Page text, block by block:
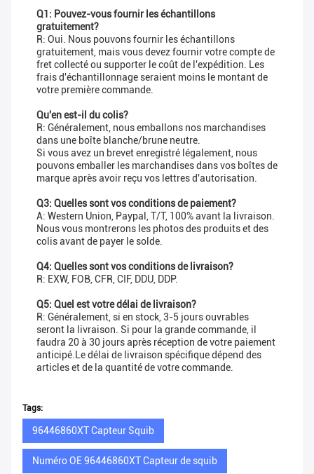
Q1: Pouvez-vous fournir les échantillons
gratuitement?
R: Oui. Nous pouvons fournir les échantillons
gratuitement, mais vous devez fournir votre compte de
fret collecté ou supporter le coût de l'expédition. Les
frais d'échantillonnage seraient moins le montant de
votre première commande.
Qu'en est-il du colis?
R: Généralement, nous emballons nos marchandises
dans une boîte blanche/brune neutre.
Si vous avez un brevet enregistré légalement, nous
pouvons emballer les marchandises dans vos boîtes de
marque après avoir reçu vos lettres d'autorisation.
Q3: Quelles sont vos conditions de paiement?
A: Western Union, Paypal, T/T, 100% avant la livraison.
Nous vous montrerons les photos des produits et des
colis avant de payer le solde.
Q4: Quelles sont vos conditions de livraison?
R: EXW, FOB, CFR, CIF, DDU, DDP.
Q5: Quel est votre délai de livraison?
R: Généralement, si en stock, 3-5 jours ouvrables
seront la livraison. Si pour la grande commande, il
faudra 20 à 30 jours après réception de votre paiement
anticipé.Le délai de livraison spécifique dépend des
articles et de la quantité de votre commande.
Tags:
96446860XT Capteur Squib
Numéro OE 96446860XT Capteur de squib